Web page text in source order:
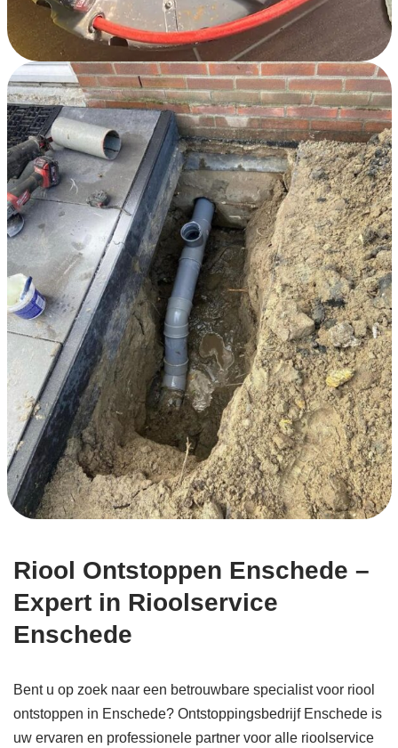
Riool Ontstoppen Enschede –
Expert in Rioolservice
Enschede
Bent u op zoek naar een betrouwbare specialist voor riool
ontstoppen in Enschede? Ontstoppingsbedrijf Enschede is
uw ervaren en professionele partner voor alle rioolservice